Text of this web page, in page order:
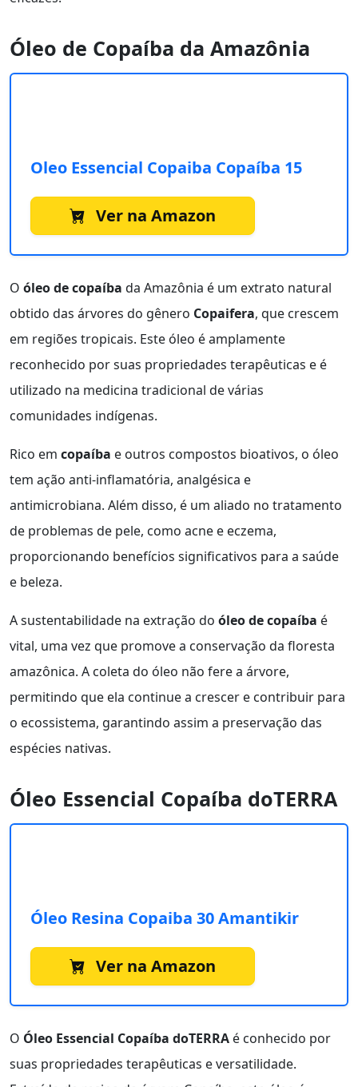
Óleo de Copaíba da Amazônia
Oleo Essencial Copaiba Copaíba 15
Ver na Amazon
O óleo de copaíba da Amazônia é um extrato natural
obtido das árvores do gênero Copaifera, que crescem
em regiões tropicais. Este óleo é amplamente
reconhecido por suas propriedades terapêuticas e é
utilizado na medicina tradicional de várias
comunidades indígenas.
Rico em copaíba e outros compostos bioativos, o óleo
tem ação anti-inflamatória, analgésica e
antimicrobiana. Além disso, é um aliado no tratamento
de problemas de pele, como acne e eczema,
proporcionando benefícios significativos para a saúde
e beleza.
A sustentabilidade na extração do óleo de copaíba é
vital, uma vez que promove a conservação da floresta
amazônica. A coleta do óleo não fere a árvore,
permitindo que ela continue a crescer e contribuir para
o ecossistema, garantindo assim a preservação das
espécies nativas.
Óleo Essencial Copaíba doTERRA
Óleo Resina Copaiba 30 Amantikir
Ver na Amazon
O Óleo Essencial Copaíba doTERRA é conhecido por
suas propriedades terapêuticas e versatilidade.